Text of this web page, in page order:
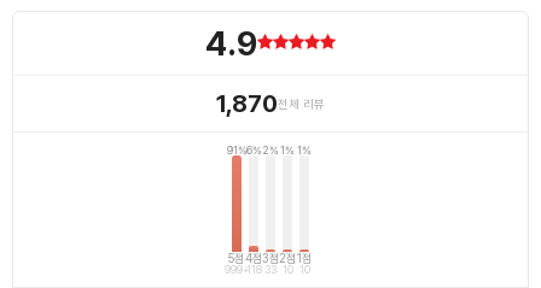
4.9
1,870전체 리뷰
91%
5점
999+
6%
4점
118
2%
3점
33
1%
2점
10
1%
1점
10